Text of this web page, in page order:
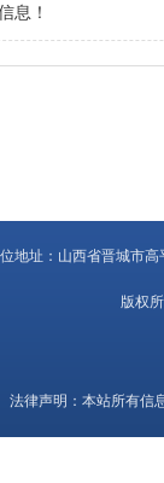
息！
地址： 山西省晋城市高
版权
法律声明： 本站所有信